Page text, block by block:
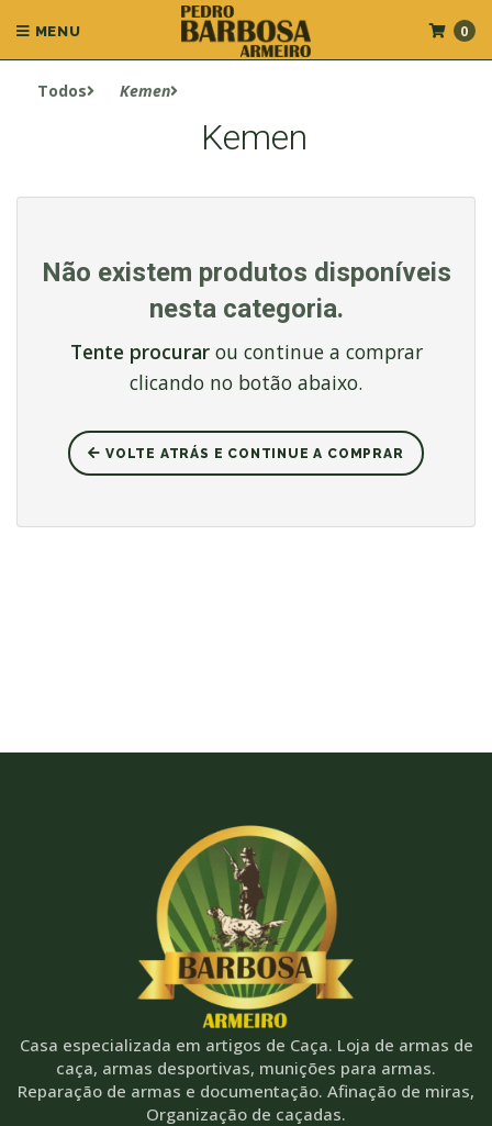
MENU 0
Todos Kemen
Kemen
Não existem produtos disponíveis
nesta categoria.
Tente procurarou continue a comprar
clicando no botão abaixo.
VOLTE ATRÁS E CONTINUE A COMPRAR
Casa especializada em artigos de Caça. Loja de armas de
caça, armas desportivas, munições para armas.
Reparação de armas e documentação. Afinação de miras,
Organização de caçadas.